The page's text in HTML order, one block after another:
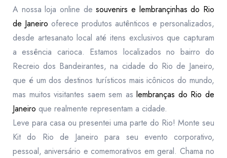
A nossa loja online desouvenirs e lembrançinhas do Rio
de Janeiro oferece produtos autênticos e personalizados,
desde artesanato local até itens exclusivos que capturam
a essência carioca. Estamos localizados no bairro do
Recreio dos Bandeirantes, na cidade do Rio de Janeiro,
que é um dos destinos turísticos mais icônicos do mundo,
mas muitos visitantes saem sem aslembranças do Rio de
Janeiro que realmente representam a cidade.
Leve para casa ou presentei uma parte do Rio! Monte seu
Kit do Rio de Janeiro para seu evento corporativo,
pessoal, aniversário e comemorativos em geral. Chama no